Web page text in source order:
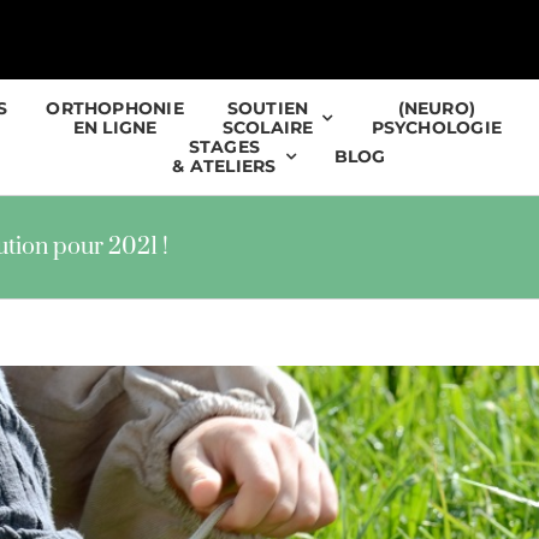
ORTHOPHONIE
EN LIGNE
SOUTIEN
SCOLAIRE
(NEURO)
PSYCHOLOGIE
STAGES
& ATELIERS
BLOG
pour 2021 !